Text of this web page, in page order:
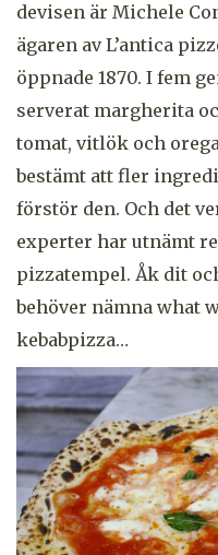
devisen är Michele
ägaren av L’antica
öppnade 1870. I fem
serverat margherita
tomat, vitlök och
bestämt att fler
förstör den. Och det
experter har utnämt
pizzatempel. Åk dit
behöver nämna what
kebabpizza…